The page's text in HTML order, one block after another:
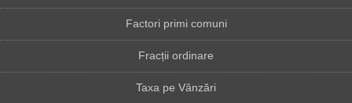
Factori primi comuni
Fracții ordinare
Taxa pe Vânzări